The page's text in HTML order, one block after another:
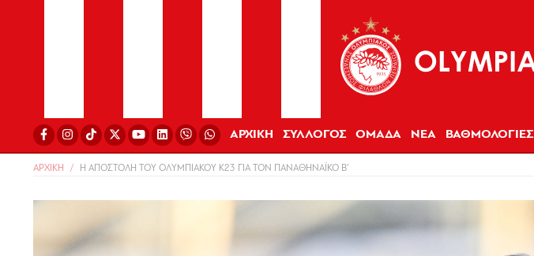
ΑΡΧΙΚΗ ΣΥΛΛΟΓΟΣ ΟΜΑΔΑ ΝΕΑ ΒΑΘΜΟΛΟΓΙΕΣ
ΑΡΧΙΚΗ Η ΑΠΟΣΤΟΛΗ ΤΟΥ ΟΛΥΜΠΙΑΚΟΥ Κ23 ΓΙΑ ΤΟΝ ΠΑΝΑΘΗΝΑΪΚΟ Β’